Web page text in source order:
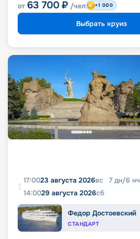
от 63 700 ₽ /чел +1 000
Выбрать круиз
17:0023 августа 2026вс 7 дн/6 нч
14:0029 августа 2026сб
Федор Достоевский
СТАНДАРТ